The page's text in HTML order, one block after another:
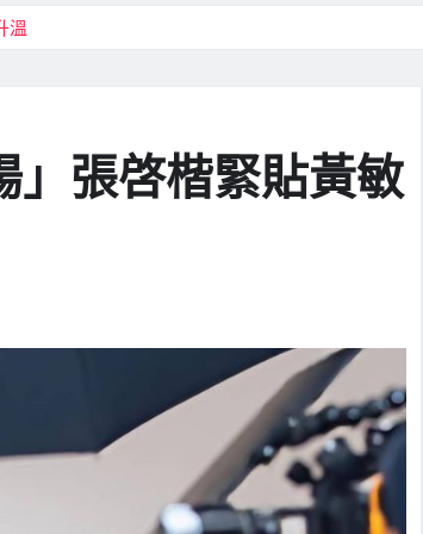
溫
」張啓楷緊貼黃敏